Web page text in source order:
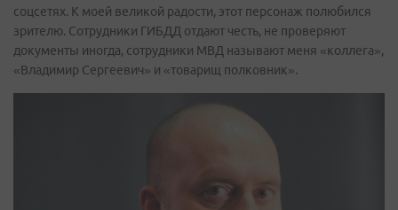
соцсетях. К моей великой радости, этот персонаж полюбился
зрителю. Сотрудники ГИБДД отдают честь, не проверяют
документы иногда, сотрудники МВД называют меня «коллега»,
«Владимир Сергеевич» и «товарищ полковник».